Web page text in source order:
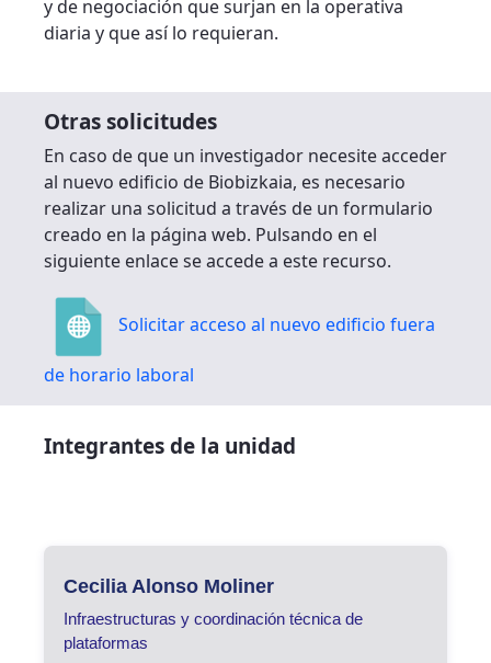
y de negociación que surjan en la operativa
diaria y que así lo requieran.
Otras solicitudes
En caso de que un investigador necesite acceder
al nuevo edificio de Biobizkaia, es necesario
realizar una solicitud a través de un formulario
creado en la página web. Pulsando en el
siguiente enlace se accede a este recurso.
Solicitar acceso al nuevo edificio fuera
de horario laboral
Integrantes de la unidad
Cecilia Alonso Moliner
Infraestructuras y coordinación técnica de
plataformas